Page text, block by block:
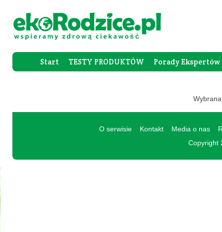
Start TESTY PRODUKTÓW Porady Ekspertów
O serwisie Kontakt Media o nas
Copyright